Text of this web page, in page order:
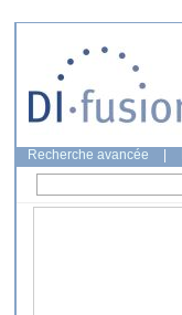
Recherche avancée